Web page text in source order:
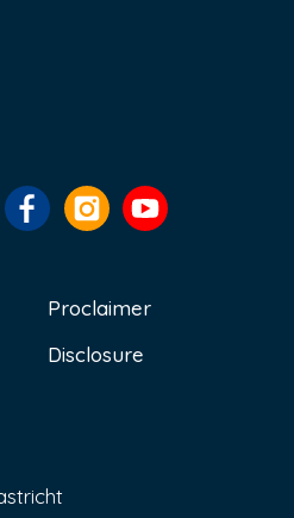
Proclaimer
Disclosure